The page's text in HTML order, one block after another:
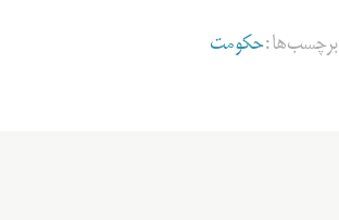
برچسب‌ها:حکومت